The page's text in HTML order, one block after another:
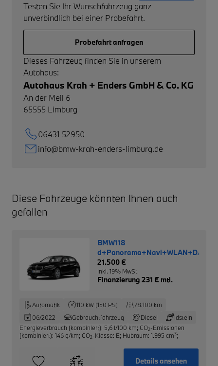
Testen Sie Ihr Wunschfahrzeug ganz
unverbindlich bei einer Probefahrt.
Probefahrt anfragen
Dieses Fahrzeug finden Sie in unserem
Autohaus:
Autohaus Krah + Enders GmbH & Co. KG
An der Meil 6
65555 Limburg
06431 52950
info@bmw-krah-enders-limburg.de
Diese Fahrzeuge könnten Ihnen auch
gefallen
BMW118
21.500 €
inkl. 19% MwSt.
Finanzierung 231 € mtl.
Automatik 110 kW (150 PS)
78.100 km
06/2022
Gebrauchtfahrzeug Diesel
Idstein
Energieverbrauch (kombiniert): 5,6 l/100 km; CO2-Emissionen
(kombiniert): 146 g/km; CO2-Klasse: E; Hubraum: 1.995 cm3;
Details ansehen